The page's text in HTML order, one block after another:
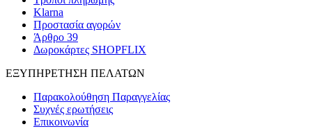
Klarna
Προστασία αγορών
Άρθρο 39
Δωροκάρτες SHOPFLIX
ΕΞΥΠΗΡΕΤΗΣΗ ΠΕΛΑΤΩΝ
Παρακολούθηση Παραγγελίας
Συχνές ερωτήσεις
Επικοινωνία